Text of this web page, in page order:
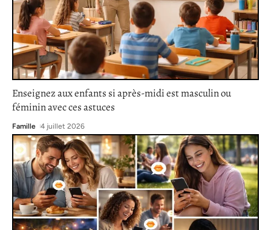
Enseignez aux enfants si après-midi est masculin ou
féminin avec ces astuces
Famille 4 juillet 2026